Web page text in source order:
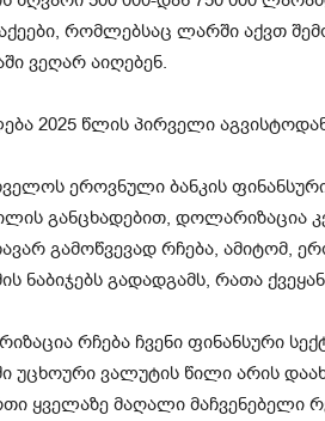
რომლებსაც ლარში აქვთ
ვეღარ აიღებენ.
2025 წლის პირველი
ეროვნული ბანკის
განცხადებით, დოლარიზაცია
გამოწვევად რჩება, ამიტომ,
ნაბიჯებს გადადგამს, რათა
რჩება ჩვენი ფინანსური
უცხოური ვალუტის წილი არის
ყველაზე მაღალი მაჩვენებელი